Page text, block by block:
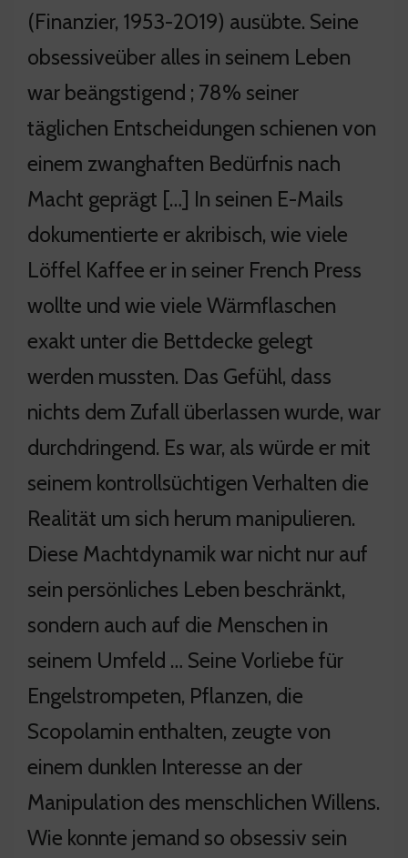
(Finanzier, 1953-2019) ausübte. Seine
obsessiveüber alles in seinem Leben
war beängstigend ; 78% seiner
täglichen Entscheidungen schienen von
einem zwanghaften Bedürfnis nach
Macht geprägt […] In seinen E-Mails
dokumentierte er akribisch, wie viele
Löffel Kaffee er in seiner French Press
wollte und wie viele Wärmflaschen
exakt unter die Bettdecke gelegt
werden mussten. Das Gefühl, dass
nichts dem Zufall überlassen wurde, war
durchdringend. Es war, als würde er mit
seinem kontrollsüchtigen Verhalten die
Realität um sich herum manipulieren.
Diese Machtdynamik war nicht nur auf
sein persönliches Leben beschränkt,
sondern auch auf die Menschen in
seinem Umfeld … Seine Vorliebe für
Engelstrompeten, Pflanzen, die
Scopolamin enthalten, zeugte von
einem dunklen Interesse an der
Manipulation des menschlichen Willens.
Wie konnte jemand so obsessiv sein